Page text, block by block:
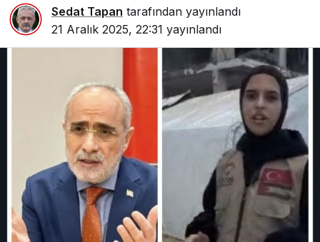
Sedat Tapan tarafından yayınlandı
21 Aralık 2025, 22:31 yayınlandı